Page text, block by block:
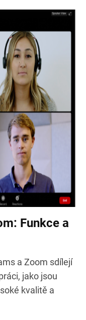
Funkce a
a Zoom sdílejí
jako jsou
kvalitě a